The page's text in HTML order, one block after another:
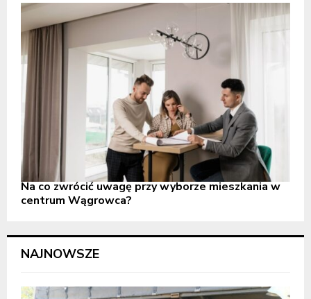
Na co zwrócić uwagę przy wyborze mieszkania w
centrum Wągrowca?
NAJNOWSZE